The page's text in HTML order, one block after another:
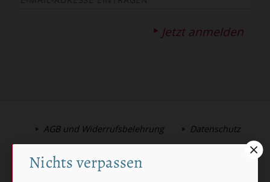
Jetzt anmelden
AGB und Widerrufsbelehrung Datenschutz
Nichts verpassen